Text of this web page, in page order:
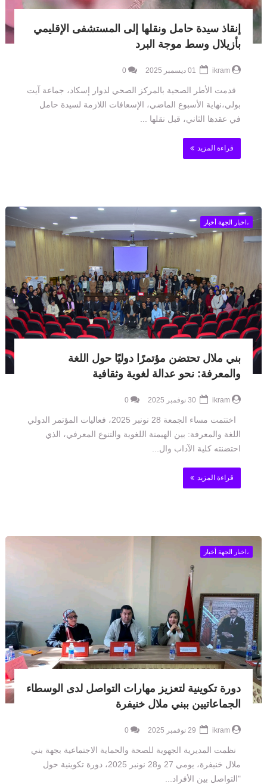
إنقاذ سيدة حامل ونقلها إلى المستشفى الإقليمي
بأزيلال وسط موجة البرد
ikram
0
قدمت الأطر الصحية بالمركز الصحي لدوار إسكاد، جماعة آيت
بولي،نهاية الأسبوع الماضي، الإسعافات اللازمة لسيدة حامل
في عقدها الثاني، قبل نقلها ...
قراءة المزيد
،اخبار الجهة أخبار
بني ملال تحتضن مؤتمرًا دوليًا حول اللغة
والمعرفة: نحو عدالة لغوية وثقافية
ikram
0
اختتمت مساء الجمعة 28 نونبر 2025، فعاليات المؤتمر الدولي
اللغة والمعرفة: بين الهيمنة اللغوية والتنوع المعرفي، الذي
احتضنته كلية الآداب وال...
قراءة المزيد
،اخبار الجهة أخبار
دورة تكوينية لتعزيز مهارات التواصل لدى الوسطاء
الجماعاتيين ببني ملال خنيفرة
ikram
0
نظمت المديرية الجهوية للصحة والحماية الاجتماعية بجهة بني
ملال خنيفرة، يومي 27 و28 نونبر 2025، دورة تكوينية حول
"التواصل بين الأفراد...